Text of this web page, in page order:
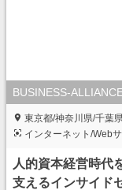
BUSINESS-
東京都/神奈川県/千葉
インターネット/Web
人的資本経営時代
支えるインサイド